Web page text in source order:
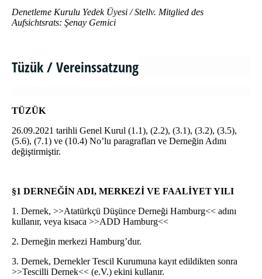
Denetleme Kurulu Yedek Üyesi / Stellv. Mitglied des
Aufsichtsrats: Şenay Gemici
Tüzük / Vereinssatzung
TÜZÜK
26.09.2021 tarihli Genel Kurul (1.1), (2.2), (3.1), (3.2), (3.5),
(5.6), (7.1) ve (10.4) No’lu paragrafları ve Derneğin Adını
değiştirmiştir.
§1 DERNEĞİN ADI, MERKEZİ VE FAALİYET YILI
1. Dernek, >>Atatürkçü Düşünce Derneği Hamburg<< adını
kullanır, veya kısaca >>ADD Hamburg<<
2. Derneğin merkezi Hamburg’dur.
3. Dernek, Dernekler Tescil Kurumuna kayıt edildikten sonra
>>Tescilli Dernek<< (e.V.) ekini kullanır.